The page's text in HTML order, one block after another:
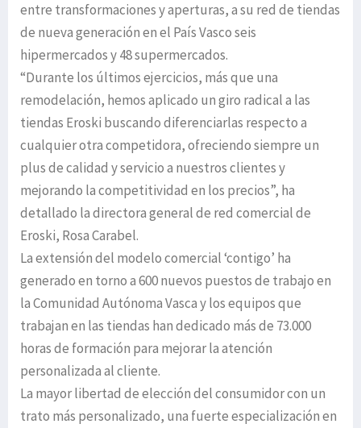
entre transformaciones y aperturas, a su red de tiendas
de nueva generación en el País Vasco seis
hipermercados y 48 supermercados.
“Durante los últimos ejercicios, más que una
remodelación, hemos aplicado un giro radical a las
tiendas Eroski buscando diferenciarlas respecto a
cualquier otra competidora, ofreciendo siempre un
plus de calidad y servicio a nuestros clientes y
mejorando la competitividad en los precios”, ha
detallado la directora general de red comercial de
Eroski, Rosa Carabel.
La extensión del modelo comercial ‘contigo’ ha
generado en torno a 600 nuevos puestos de trabajo en
la Comunidad Autónoma Vasca y los equipos que
trabajan en las tiendas han dedicado más de 73.000
horas de formación para mejorar la atención
personalizada al cliente.
La mayor libertad de elección del consumidor con un
trato más personalizado, una fuerte especialización en